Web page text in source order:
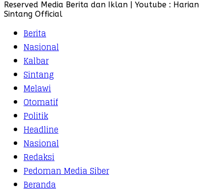
Reserved Media Berita dan Iklan | Youtube : Harian
Sintang Official
Berita
Nasional
Kalbar
Sintang
Melawi
Otomatif
Politik
Headline
Nasional
Redaksi
Pedoman Media Siber
Beranda